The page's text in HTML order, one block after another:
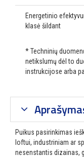
Energetinio
klasė šildant
* Techninių
netikslumų dėl to
instrukcijose arba
Puikus pasirinkimas
loftui, industriniam ar
nesenstantis dizainas,